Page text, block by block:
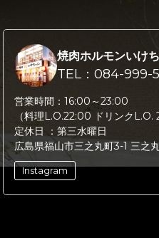
焼肉ホルモンいけ
TEL：084-999-
営業時間： 16:00～23:00
（料理L.O.22:00 ドリンクL.O.
定休日 ： 第三水曜日
広島県福山市三之丸町3-1 三之
Instagram